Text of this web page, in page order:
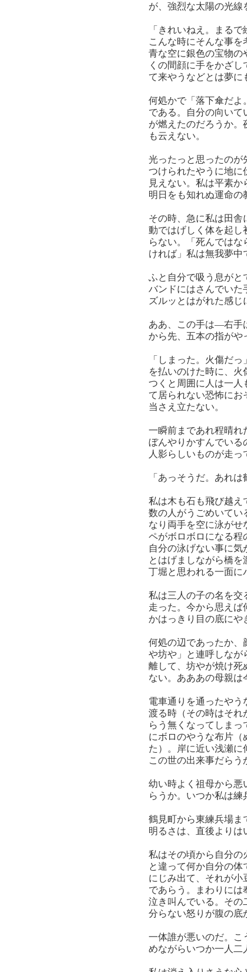
が、強烈な太陽の光線
「きれいねえ。まる
こんな時にそんな事
青な空に銀色の宝物の
くの間顔に手をかざ
て来やうなどとは夢に
何処かで「落下傘だよ
である。自分の向いて
が燃えたのだろうか。
も云えない。
光ったっと思ったのが
つけられたやうに地に
見えない。私は平素
明日をも知れぬ運命の
その時、急に私は田
動ではげしく体を起し
らない。「死んでは
ければ」私は無我夢中
ふと自分で吸う息がと
バンドにはさんでいた
ズルッとはがれた感じ
ああ、この手は―右手
から先、五本の指がや
「しまった。火傷だ
を払いのけた時に、
つくと周囲に人は一人
て居られない恐怖に
当さえ立たない。
一瞬前まであれ程晴れ
ぼんやりかすんでいる
人影らしいものが走っ
「あっそうだ。あれ
私は木も石も飛び越え
数の人がうごめいてい
なり両手を空に泳が
ペがボロボロになる程
自分の泳げない事に気
とはげましながら橋
丁堀と思われる一面に
私は三人の子の名を交
走った。今から思え
かはっきり目の底にや
何処の辺であったか、
や坊や」と連呼しなが
離して、坊やが焼け死
ない。あああの母親は
電車通りを通ったや
渡る時（その時はそれ
らう無くなってしま
にボロのやうな布片（
た）。岸に近い浅瀬
この世の出来事だらう
幼い時よく祖母から悪
らうか。いつか私は練
鶴見町から東練兵場ま
明るさは、直後よりは
私はその頃から自分の
と違って何か自分の
にじみ出て、それが
であらう。まわりには
泣き叫んでいる。その
分らない怒りが腹の底
一体誰が悪いのだ。こ
めながらいつか一人二